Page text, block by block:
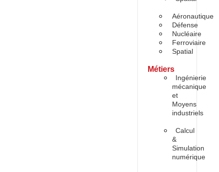
Aéronautique
Défense
Nucléaire
Ferroviaire
Spatial
Métiers
Ingénierie
mécanique
et
Moyens
industriels
Calcul
&
Simulation
numérique